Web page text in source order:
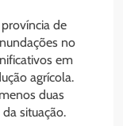
de
no
em
agrícola.
duas
situação.